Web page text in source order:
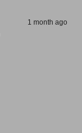
1 month ago